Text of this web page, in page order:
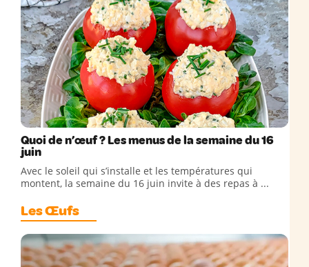
Quoi de n’œuf ? Les menus de la semaine du 16
juin
Avec le soleil qui s’installe et les températures qui
montent, la semaine du 16 juin invite à des repas à ...
Les Œufs